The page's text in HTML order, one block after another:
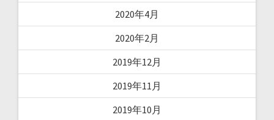
2020年4月
2020年2月
2019年12月
2019年11月
2019年10月